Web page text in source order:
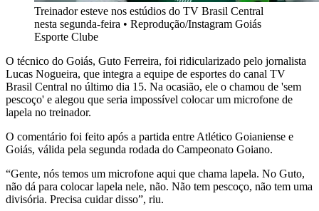
Treinador esteve nos estúdios do TV Brasil Central
nesta segunda-feira • Reprodução/Instagram Goiás
Esporte Clube
O técnico do Goiás, Guto Ferreira, foi ridicularizado pelo jornalista
Lucas Nogueira, que integra a equipe de esportes do canal TV
Brasil Central no último dia 15. Na ocasião, ele o chamou de 'sem
pescoço' e alegou que seria impossível colocar um microfone de
lapela no treinador.
O comentário foi feito após a partida entre Atlético Goianiense e
Goiás, válida pela segunda rodada do Campeonato Goiano.
“Gente, nós temos um microfone aqui que chama lapela. No Guto,
não dá para colocar lapela nele, não. Não tem pescoço, não tem uma
divisória. Precisa cuidar disso”, riu.